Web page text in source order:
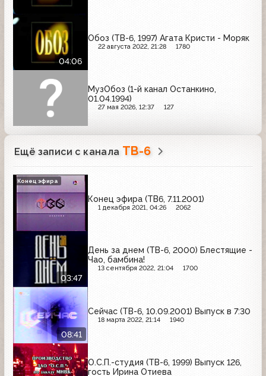
04:06
Обоз (ТВ-6, 1997) Агата Кристи - Моряк
22 августа 2022, 21:28 1780
МузОбоз (1-й канал Останкино,
01.04.1994)
27 мая 2026, 12:37 127
Ещё записи с канала ТВ-6
Конец эфира (ТВ6, 7.11.2001)
1 декабря 2021, 04:26 2062
Конец эфира
03:47
День за днем (ТВ-6, 2000) Блестящие -
Чао, бамбина!
13 сентября 2022, 21:04 1700
08:41
Сейчас (ТВ-6, 10.09.2001) Выпуск в 7:30
18 марта 2022, 21:14 1940
О.С.П.-студия (ТВ-6, 1999) Выпуск 126,
гость Ирина Отиева